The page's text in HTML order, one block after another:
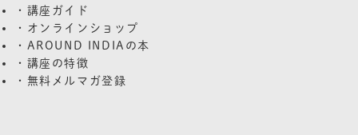
・講座ガイド
・オンラインショップ
・AROUND INDIAの本
・講座の特徴
・無料メルマガ登録